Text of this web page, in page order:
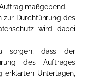
maßgebend.
Durchführung des
wird dabei
sorgen, dass der
des Auftrages
erklärten Unterlagen,